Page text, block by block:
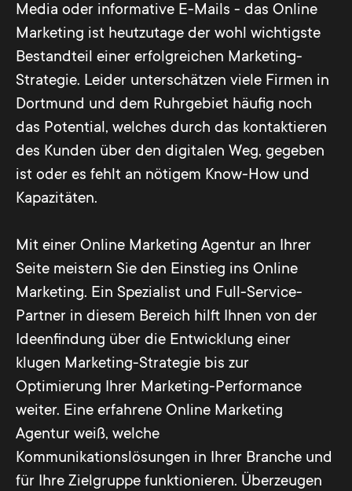
Media oder informative E-Mails - das Online
Marketing ist heutzutage der wohl wichtigste
Bestandteil einer erfolgreichen Marketing-
Strategie. Leider unterschätzen viele Firmen in
Dortmund und dem Ruhrgebiet häufig noch
das Potential, welches durch das kontaktieren
des Kunden über den digitalen Weg, gegeben
ist oder es fehlt an nötigem Know-How und
Kapazitäten.
Mit einer Online Marketing Agentur an Ihrer
Seite meistern Sie den Einstieg ins Online
Marketing. Ein Spezialist und Full-Service-
Partner in diesem Bereich hilft Ihnen von der
Ideenfindung über die Entwicklung einer
klugen Marketing-Strategie bis zur
Optimierung Ihrer Marketing-Performance
weiter. Eine erfahrene Online Marketing
Agentur weiß, welche
Kommunikationslösungen in Ihrer Branche und
für Ihre Zielgruppe funktionieren. Überzeugen